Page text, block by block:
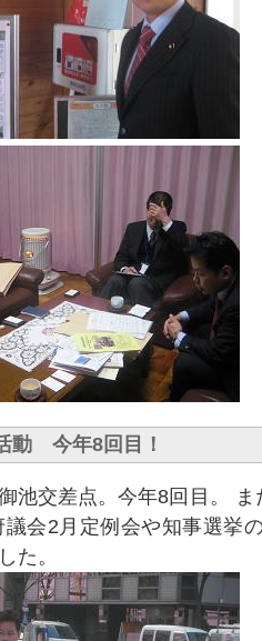
動 今年8回目！
池交差点。今年8回目。
議会2月定例会や知事選挙
た。